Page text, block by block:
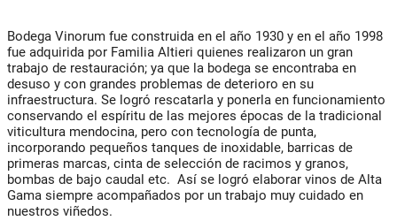
Bodega Vinorum fue construida en el año 1930 y en el año 1998
fue adquirida por Familia Altieri quienes realizaron un gran
trabajo de restauración; ya que la bodega se encontraba en
desuso y con grandes problemas de deterioro en su
infraestructura. Se logró rescatarla y ponerla en funcionamiento
conservando el espíritu de las mejores épocas de la tradicional
viticultura mendocina, pero con tecnología de punta,
incorporando pequeños tanques de inoxidable, barricas de
primeras marcas, cinta de selección de racimos y granos,
bombas de bajo caudal etc. Así se logró elaborar vinos de Alta
Gama siempre acompañados por un trabajo muy cuidado en
nuestros viñedos.